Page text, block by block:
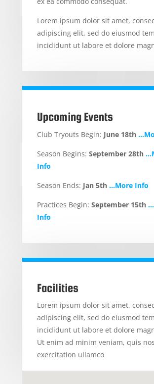
Lorem ipsum dolor sit amet,
adipiscing elit, sed do eiusmod
incididunt ut labore et dolore
Upcoming Events
Club Tryouts Begin: June 18th
Season Begins: September 28th
Info
Season Ends: Jan 5th …More Info
Practices Begin: September 15th
Info
Facilities
Lorem ipsum dolor sit amet,
adipiscing elit, sed do eiusmod
incididunt ut labore et dolore
Ut enim ad minim veniam, quis
exercitation ullamco